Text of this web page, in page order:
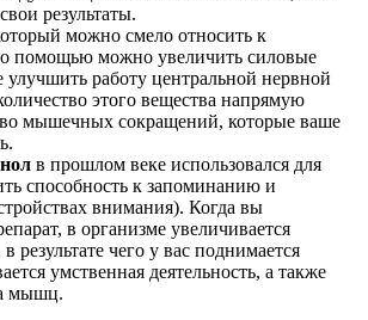
результаты.
можно смело относить к
помощью можно увеличить силовые
улучшить работу центральной нервной
этого вещества напрямую
мышечных сокращений, которые ваше
в прошлом веке использовался для
способность к запоминанию и
внимания). Когда вы
в организме увеличивается
результате чего у вас поднимается
умственная деятельность, а также
мышц.